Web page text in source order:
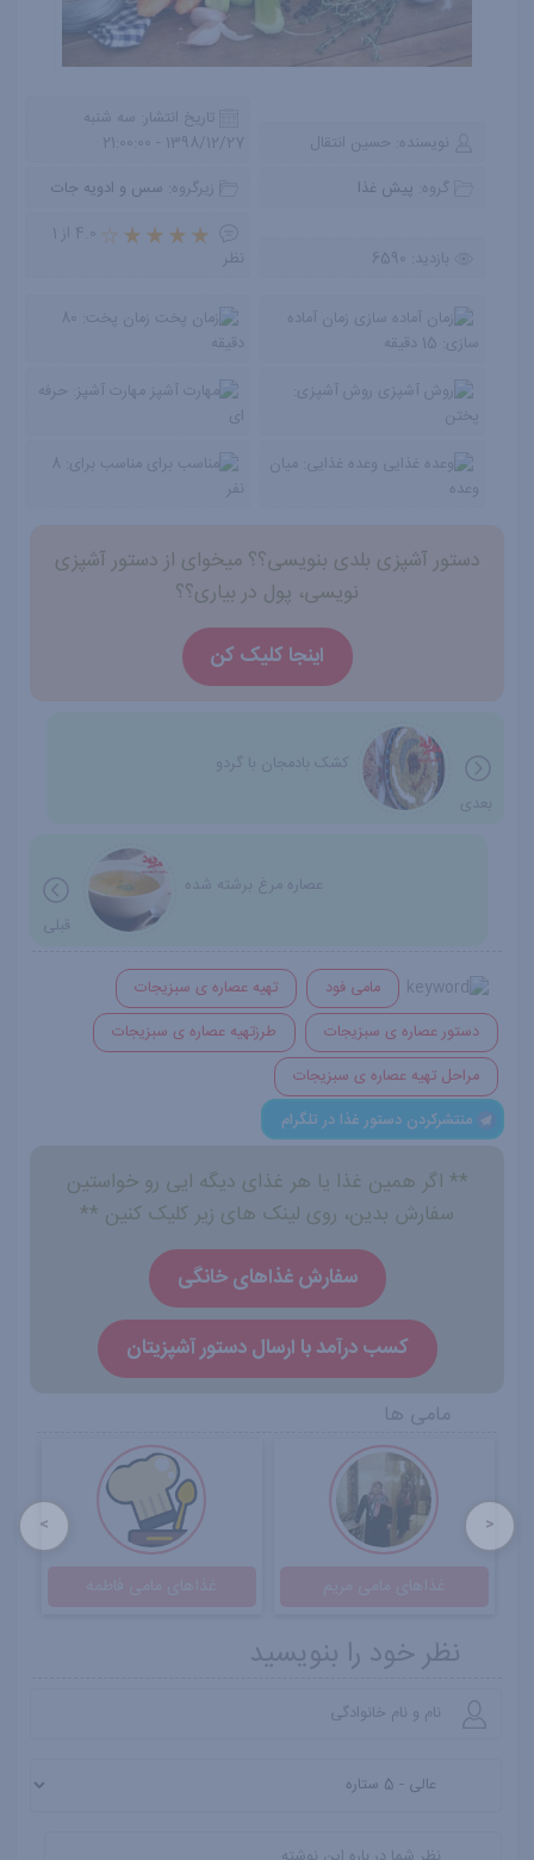
نویسنده: حسین انتقال
تاریخ انتشار: سه شنبه
1398/12/27 - 21:00:00
گروه: پیش غذا زیرگروه: سس و ادویه جات
بازدید: 6590
4.0 از 1
نظر
زمان آماده
سازی: 15 دقیقه
زمان پخت:
80
دقیقه
روش آشپزی:
پختن
مهارت آشپز: حرفه
ای
وعده غذایی: میان
وعده
مناسب برای: 8
نفر
دستور آشپزی بلدی بنویسی؟؟ میخوای از دستور آشپزی
نویسی، پول در بیاری؟؟
اینجا کلیک کن
بعدی
کشک بادمجان با گردو
قبلی
عصاره مرغ برشته شده
مامی فود
تهیه عصاره ی سبزیجات
دستور عصاره ی سبزیجات
طرزتهیه عصاره ی سبزیجات
مراحل تهیه عصاره ی سبزیجات
منتشرکردن دستور غذا در تلگرام
** اگر همین غذا یا هر غذای دیگه ایی رو خواستین
سفارش بدین، روی لینک های زیر کلیک کنین **
سفارش غذاهای خانگی
کسب درآمد با ارسال دستور آشپزیتان
مامی ها
< >
نظر خود را بنویسید